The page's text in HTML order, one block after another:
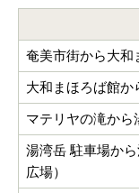
奄美市街から大和
大和まほろば館か
マテリヤの滝から
湯湾岳 駐車場か
広場）